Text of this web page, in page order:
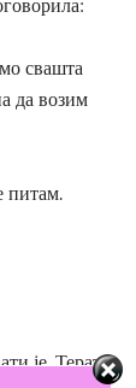
свашта
да возим
питам.
је. Терати